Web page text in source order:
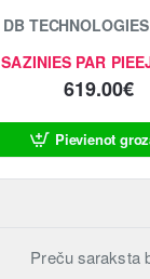
SAZINIES PAR
DB
619.00€
Pievienot
Preču saraksta